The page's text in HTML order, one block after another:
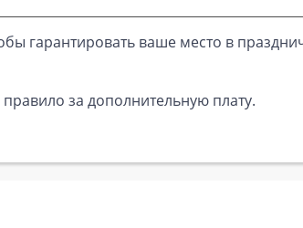
гарантировать ваше место в
за дополнительную плату.